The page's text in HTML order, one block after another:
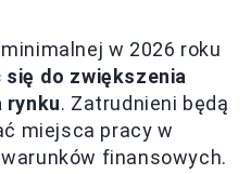
w 2026 roku
do zwiększenia
rynku. Zatrudnieni będą
miejsca pracy w
finansowych.